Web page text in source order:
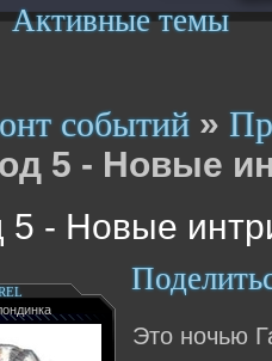
Активные темы
событий »
5 - Новые
5 - Новые
Это ночью